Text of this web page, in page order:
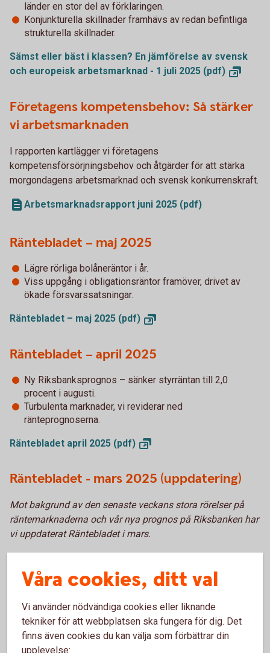
länder en stor del av förklaringen.
Konjunkturella skillnader framhävs av redan befintliga
strukturella skillnader.
Sämst eller bäst i klassen? En jämförelse av svensk
och europeisk arbetsmarknad - 1 juli 2025 (pdf)
Företagens kompetensbehov: Så stärker
vi arbetsmarknaden
I rapporten kartlägger vi företagens
kompetensförsörjningsbehov och åtgärder för att stärka
morgondagens arbetsmarknad och svensk konkurrenskraft.
Arbetsmarknadsrapport juni 2025 (pdf)
Räntebladet – maj 2025
Lägre rörliga bolåneräntor i år.
Viss uppgång i obligationsräntor framöver, drivet av
ökade försvarssatsningar.
Räntebladet – maj 2025 (pdf)
Räntebladet – april 2025
Ny Riksbanksprognos – sänker styrräntan till 2,0
procent i augusti.
Turbulenta marknader, vi reviderar ned
ränteprognoserna.
Räntebladet april 2025 (pdf)
Räntebladet - mars 2025 (uppdatering)
Mot bakgrund av den senaste veckans stora rörelser på
räntemarknaderna och vår nya prognos på Riksbanken har
vi uppdaterat Räntebladet i mars.
Inga fler sänkningar från Riksbanken vilket innebär att
botten också är nådd för boräntor.
Räntebladet mars – 2025(pdf)
Räntebladet – februari 2025
Våra cookies, ditt val
Vi använder nödvändiga cookies eller liknande
tekniker för att webbplatsen ska fungera för dig. Det
finns även cookies du kan välja som förbättrar din
upplevelse: